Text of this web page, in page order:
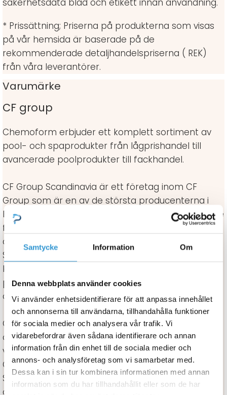
Samtycke Information Om
Denna webbplats använder cookies
Vi använder enhetsidentifierare för att anpassa innehållet
och annonserna till användarna, tillhandahålla funktioner
för sociala medier och analysera vår trafik. Vi
vidarebefordrar även sådana identifierare och annan
information från din enhet till de sociala medier och
annons- och analysföretag som vi samarbetar med.
Dessa kan i sin tur kombinera informationen med annan
information som du har tillhandahållit eller som de har
säkerhetsdata blad och etikett innan användning.
* Prissättning; Priserna på produkterna som visas
på vår hemsida är baserade på de
rekommenderade detaljhandelspriserna ( REK)
från våra leverantörer.
Varumärke
CF group
Chemoform erbjuder ett komplett sortiment av
pool- och spaprodukter från lågprishandel till
avancerade poolprodukter till fackhandel.
CF Group Scandinavia är ett företag inom CF
Group som är en av de största producenterna i
Europa inom poolbranschen. Det är ett oberoende
familjeägt företag med fler än 1000 anställda i mer
än 40 länder. Huvudkontoret finns utanför
Stuttgart i södra Tyskland där även de flesta
kemiprodukter produceras. Vi har också flera
produktionsanläggningar i Frankrike för liner, skydd
och en hel del annat.
CF Group har satt som mål att vara en kompetent
och pålitlig partner för alla behov, önskemål för
våra kunder.
CF Group grundades 1962 och CF Group
Scandinavia 2005. Det svenska bolaget hade en
omsättning 2021 på ca 116 milj sek med 16 fast